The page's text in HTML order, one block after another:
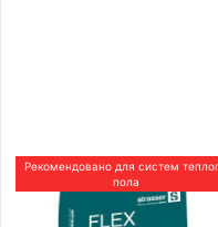
Рекомендовано для систем
пола